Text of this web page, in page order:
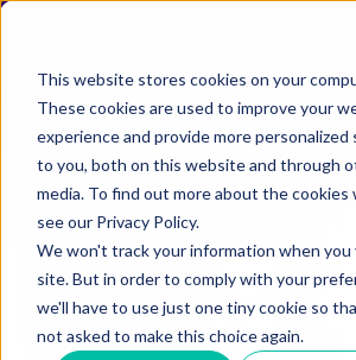
This website stores cookies on your
These cookies are used to improve your
experience and provide more personalized
to you, both on this website and through
media. To find out more about the cookies
see our Privacy Policy.
We won't track your information when you
site. But in order to comply with your
we'll have to use just one tiny cookie so
not asked to make this choice again.